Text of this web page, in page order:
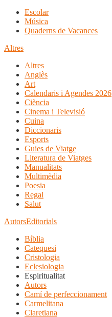
Escolar
Música
Quaderns de Vacances
Altres
Altres
Anglès
Art
Calendaris i Agendes 2026
Ciència
Cinema i Televisió
Cuina
Diccionaris
Esports
Guies de Viatge
Literatura de Viatges
Manualitats
Multimèdia
Poesia
Regal
Salut
AutorsEditorials
Bíblia
Catequesi
Cristologia
Eclesiologia
Espiritualitat
Autors
Camí de perfeccionament
Carmelitana
Claretiana